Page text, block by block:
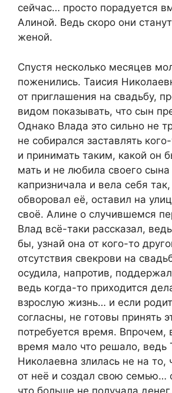
сейчас… просто порадуется
Алиной. Ведь скоро они
женой.
Спустя несколько месяцев
поженились. Таисия
от приглашения на свадьбу,
видом показывать, что сын
Однако Влада это сильно не
не собирался заставлять
и принимать таким, какой он
мать и не любила своего сына
капризничала и вела себя
обворовал её, оставил на
своё. Алине о случившемся
Влад всё-таки рассказал,
бы, узнай она от кого-то
отсутствия свекрови на
осудила, напротив,
ведь когда-то приходится
взрослую жизнь… и если
согласны, не готовы принять
потребуется время. Впрочем,
время мало что решало, ведь
Николаевна злилась не на то,
от неё и создал свою семью…
что больше не получала